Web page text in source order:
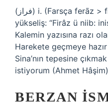
(ﻓﺮﺍﺯ) i. (Farsça ferāz > firāz) meyletme, yükseklik,
yükseliş: “Firâz ü niib:
Kalemin yazısına razı
Harekete geçmeye
Sina’nın tepesine
istiyorum (Ahmet
BERZAN